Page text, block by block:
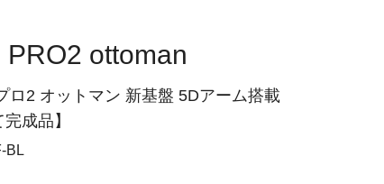
ottoman
ロ2 オットマン 新基盤 5Dアーム搭載
成品】
BL